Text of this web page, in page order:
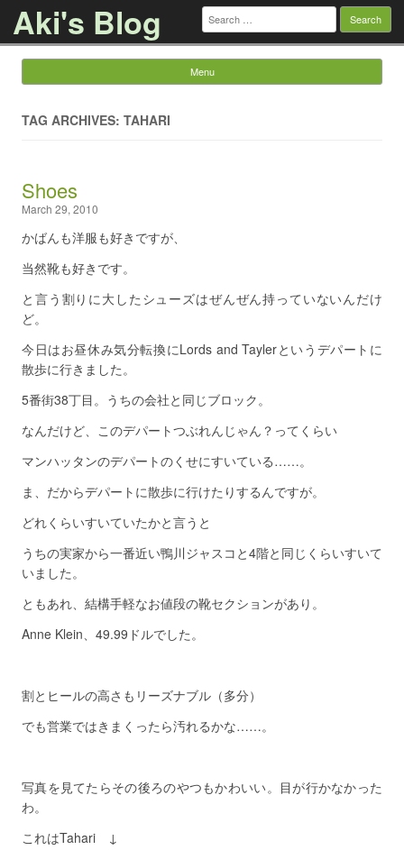
Aki's Blog Search
for:
Menu
TAG ARCHIVES: TAHARI
Shoes
March 29, 2010
かばんも洋服も好きですが、
当然靴も好きです。
と言う割りに大したシューズはぜんぜん持っていないんだけ
ど。
今日はお昼休み気分転換にLords and Taylerというデパートに
散歩に行きました。
5番街38丁目。うちの会社と同じブロック。
なんだけど、このデパートつぶれんじゃん？ってくらい
マンハッタンのデパートのくせにすいている……。
ま、だからデパートに散歩に行けたりするんですが。
どれくらいすいていたかと言うと
うちの実家から一番近い鴨川ジャスコと4階と同じくらいすいて
いました。
ともあれ、結構手軽なお値段の靴セクションがあり。
Anne Klein、49.99ドルでした。
割とヒールの高さもリーズナブル（多分）
でも営業ではきまくったら汚れるかな……。
写真を見てたらその後ろのやつもかわいい。目が行かなかった
わ。
これはTahari ↓